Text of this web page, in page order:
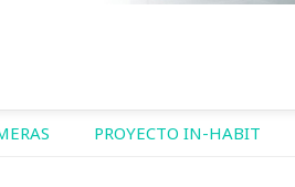
PROYECTO IN-HABIT